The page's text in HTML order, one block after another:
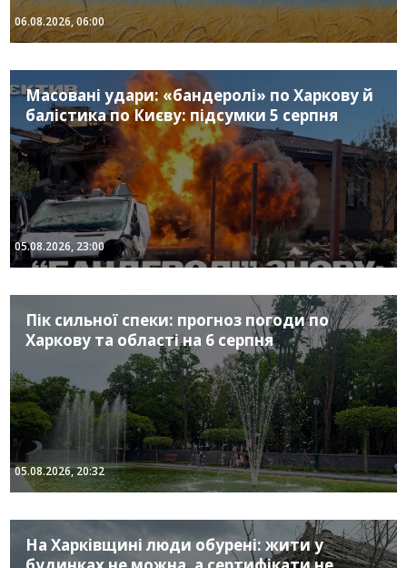
06.08.2026, 06:00
Масовані удари: «бандеролі» по Харкову й
балістика по Києву: підсумки 5 серпня
05.08.2026, 23:00
Пік сильної спеки: прогноз погоди по
Харкову та області на 6 серпня
05.08.2026, 20:32
На Харківщині люди обурені: жити у